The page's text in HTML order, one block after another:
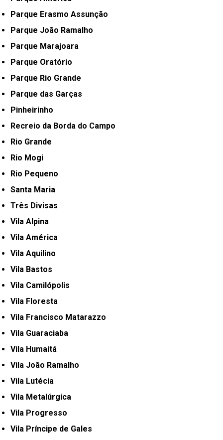
Parque Erasmo Assunção
Parque João Ramalho
Parque Marajoara
Parque Oratório
Parque Rio Grande
Parque das Garças
Pinheirinho
Recreio da Borda do Campo
Rio Grande
Rio Mogi
Rio Pequeno
Santa Maria
Três Divisas
Vila Alpina
Vila América
Vila Aquilino
Vila Bastos
Vila Camilópolis
Vila Floresta
Vila Francisco Matarazzo
Vila Guaraciaba
Vila Humaitá
Vila João Ramalho
Vila Lutécia
Vila Metalúrgica
Vila Progresso
Vila Príncipe de Gales